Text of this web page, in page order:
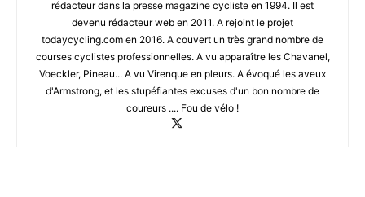
rédacteur dans la presse magazine cycliste en 1994. Il est
devenu rédacteur web en 2011. A rejoint le projet
todaycycling.com en 2016. A couvert un très grand nombre de
courses cyclistes professionnelles. A vu apparaître les Chavanel,
Voeckler, Pineau... A vu Virenque en pleurs. A évoqué les aveux
d'Armstrong, et les stupéfiantes excuses d'un bon nombre de
coureurs .... Fou de vélo !